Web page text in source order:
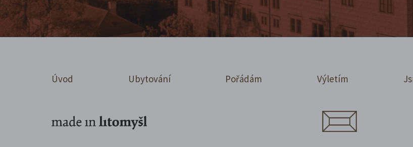
Úvod Ubytování Pořádám Výletím